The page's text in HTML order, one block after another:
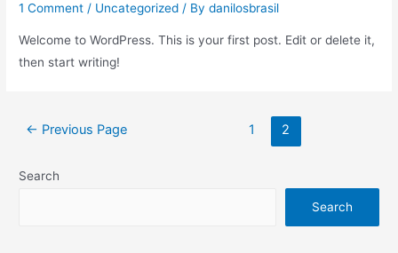
1 Comment / Uncategorized / Bydanilosbrasil
Welcome to WordPress. This is your first post. Edit or delete it,
then start writing!
← Previous Page 1 2
Search
Search